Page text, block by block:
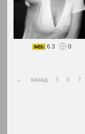
6.3 0
← назад 5 6 7